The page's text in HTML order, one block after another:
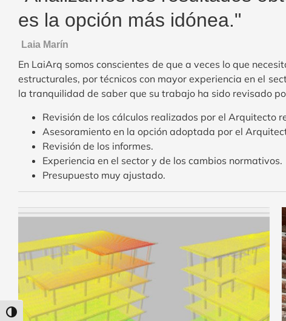
Alternar alto contraste
es la opción más idónea."
Laia Marín
En LaiArq somos conscientes de que a veces lo que
estructurales, por técnicos con mayor experiencia en el
la tranquilidad de saber que su trabajo ha sido revisado
Revisión de los cálculos realizados por el Arquitecto
Asesoramiento en la opción adoptada por el
Revisión de los informes.
Experiencia en el sector y de los cambios normativos.
Presupuesto muy ajustado.